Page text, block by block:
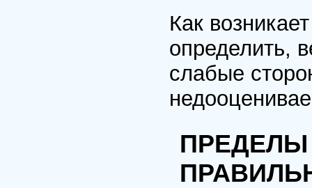
Как
определить,
слабые